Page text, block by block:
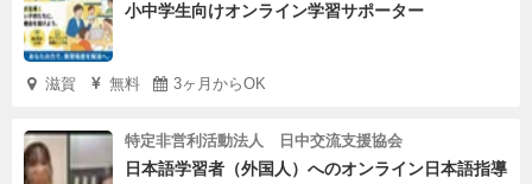
小中学生向けオンライン学習サポーター
滋賀 無料 3ヶ月からOK
特定非営利活動法人 日中交流支援協会
日本語学習者（外国人）へのオンライン日本語指導